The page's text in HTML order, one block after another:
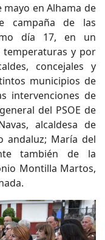
mayo en Alhama de
campaña de las
día 17, en un
temperaturas y por
concejales y
municipios de
intervenciones de
del PSOE de
alcaldesa de
andaluz; María del
también de la
Montilla Martos,